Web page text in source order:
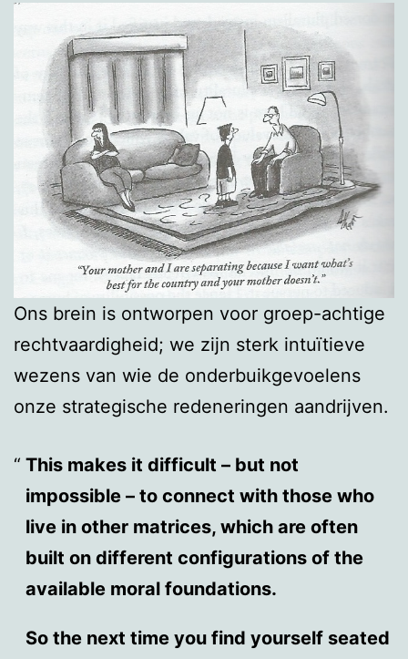
Ons brein is ontworpen voor groep-achtige
rechtvaardigheid; we zijn sterk intuïtieve
wezens van wie de onderbuikgevoelens
onze strategische redeneringen aandrijven.
This makes it difficult – but not
impossible – to connect with those who
live in other matrices, which are often
built on different configurations of the
available moral foundations.
So the next time you find yourself seated